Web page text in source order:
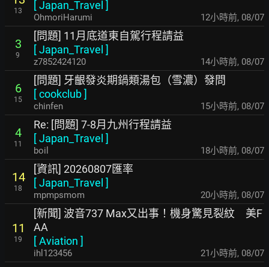
13
[Japan_Travel ]
OhmoriHarumi 12小時前, 08/07
3
9
[問題] 11月底道東自駕行程請益
[Japan_Travel ]
z7852424120 14小時前, 08/07
6
15
[問題] 牙齦發炎期鍋類湯包（雪濃）發問
[cookclub]
chinfen 15小時前, 08/07
4
11
Re: [問題] 7-8月九州行程請益
[Japan_Travel ]
boil 18小時前, 08/07
14
18
[資訊] 20260807匯率
[Japan_Travel ]
mpmpsmom 20小時前, 08/07
11
19
[新聞] 波音737 Max又出事！機身驚見裂紋 美F
AA
[Aviation ]
ihl123456 21小時前, 08/07